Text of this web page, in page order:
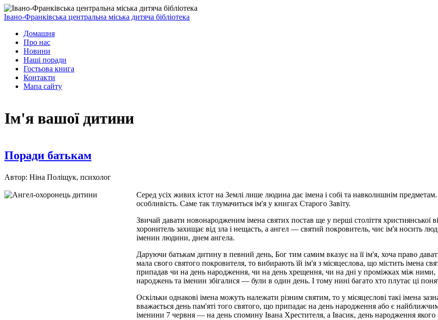
Івано-Франківська центральна міська дитяча бібліотека
Домашня
Про нас
Новини
Наші поради
Гостьова книга
Контакти
Мапа сайту
Ім'я вашої дитини
Поради батькам
Автор: Ніна Поліщук, психолог
Серед усіх живих істот на Землі лише людина дає імена і собі та навколишнім
особливість. Саме так тлумачиться ім'я у книгах Старого Завіту.
Звичай давати новонародженим імена святих постав ще у перші століття християнської
хоронитель захищає від зла і нещасть, а ангел — святий покровитель, чиє ім'я носить
іменин людини, днем ангела.
Даруючи батькам дитину в певний день, Бог тим самим вказує на її ім'я, хоча право
мала свого святого покровителя, то вибирають їй ім'я з місяцеслова, що містить імена
припадав чи на день народження, чи на день хрещення, чи на дні у проміжках між ними,
народжень та іменин збігалися — були в один день. І тому нині багато хто плутає ці
Оскільки однакові імена можуть належати різним святим, то у місяцеслові такі імена
вважається день пам'яті того святого, що припадає на день народження або є
іменини 7 червня — на день спомину Івана Хрестителя, а Івасик, день народження